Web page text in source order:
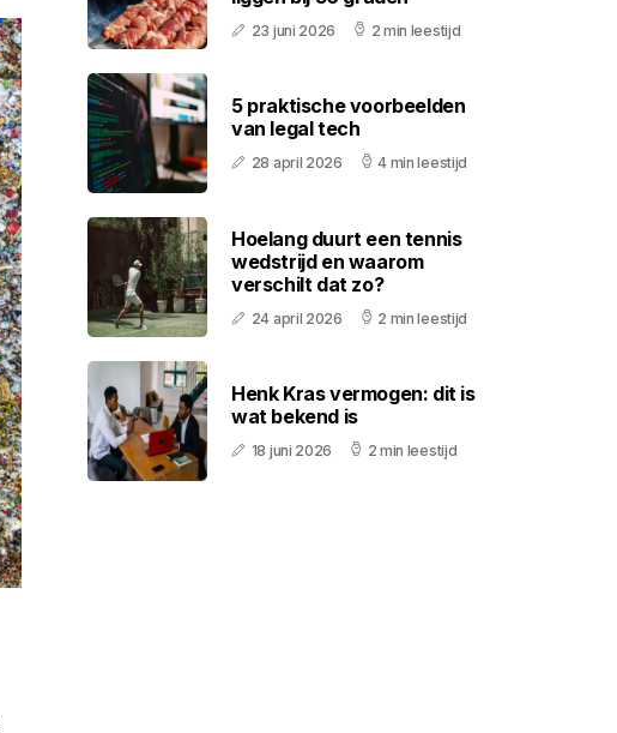
23 juni 2026 2 min leestijd
5 praktische voorbeelden
van legal tech
28 april 2026 4 min leestijd
Hoelang duurt een tennis
wedstrijd en waarom
verschilt dat zo?
24 april 2026 2 min leestijd
Henk Kras vermogen: dit is
wat bekend is
18 juni 2026 2 min leestijd